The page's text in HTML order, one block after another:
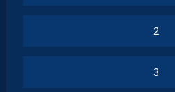
2
3